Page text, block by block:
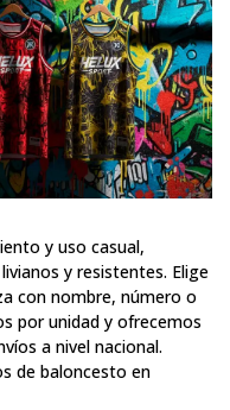
y uso casual,
y resistentes. Elige
con nombre, número o
por unidad y ofrecemos
a nivel nacional.
de baloncesto en